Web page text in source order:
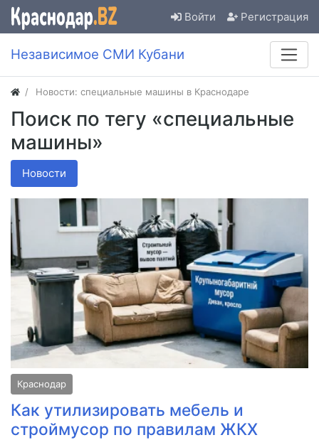
Войти Регистрация
Независимое СМИ Кубани
Новости: специальные машины в Краснодаре
Поиск по тегу «специальные
машины»
Новости
Краснодар
Как утилизировать мебель и
строймусор по правилам ЖКХ